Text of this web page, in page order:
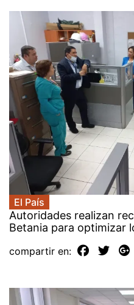
El País
Autoridades realizan
Betania para optimizar
compartir en: